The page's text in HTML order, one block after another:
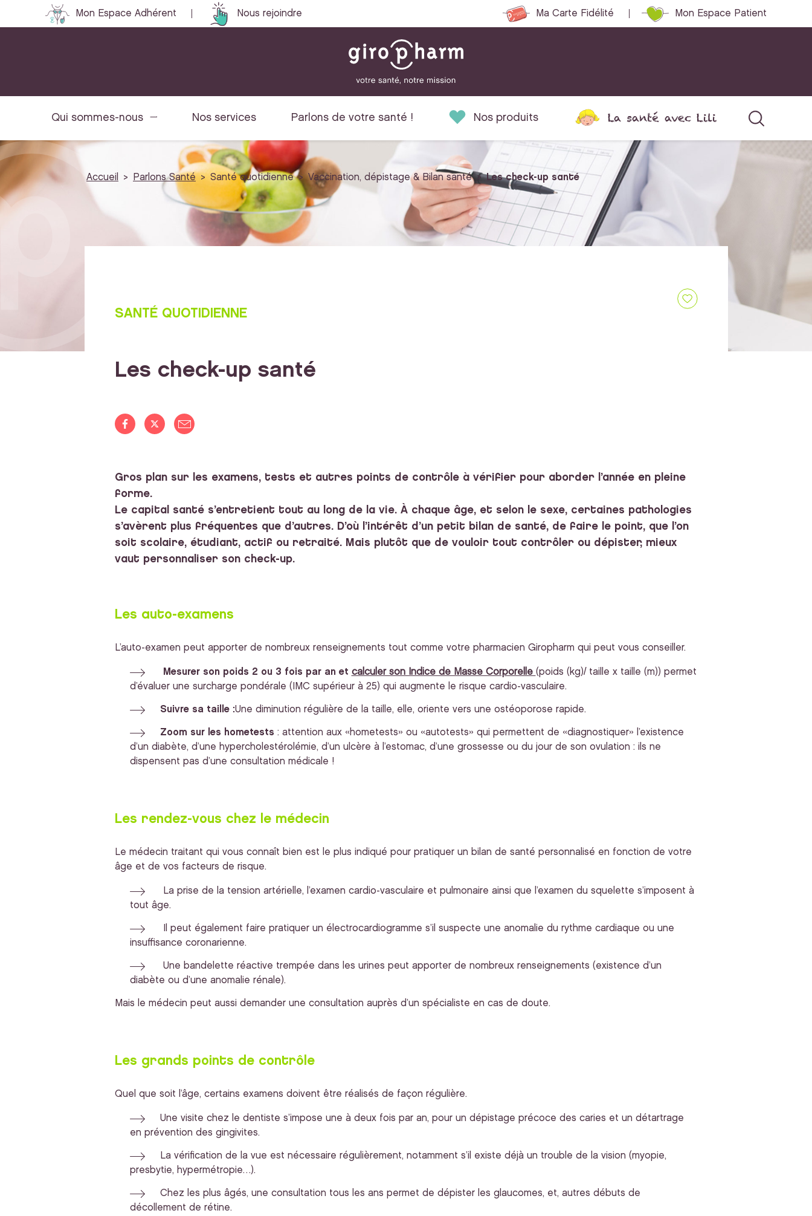
Mon Espace Adhérent Nous rejoindre Ma Carte Fidélité Mon Espace Patient
Qui sommes-nous Nos services Parlons de votre santé ! Nos produits La santé avec Lili
Accueil Parlons Santé Santé quotidienne Vaccination, dépistage & Bilan santé Les check-up santé
SANTÉ QUOTIDIENNE
Les check-up santé
Gros plan sur les examens, tests et autres points de contrôle à vérifier pour aborder l’année en pleine
forme.
Le capital santé s’entretient tout au long de la vie. À chaque âge, et selon le sexe, certaines pathologies
s’avèrent plus fréquentes que d’autres. D’où l’intérêt d’un petit bilan de santé, de faire le point, que l’on
soit scolaire, étudiant, actif ou retraité. Mais plutôt que de vouloir tout contrôler ou dépister, mieux
vaut personnaliser son check-up.
Les auto-examens
L’auto-examen peut apporter de nombreux renseignements tout comme votre pharmacien Giropharm qui peut vous conseiller.
Mesurer son poids 2 ou 3 fois par an et calculer son Indice de Masse Corporelle (poids (kg)/ taille x taille (m)) permet
d’évaluer une surcharge pondérale (IMC supérieur à 25) qui augmente le risque cardio-vasculaire.
Suivre sa taille :Une diminution régulière de la taille, elle, oriente vers une ostéoporose rapide.
Zoom sur les hometests : attention aux «hometests» ou «autotests» qui permettent de «diagnostiquer» l’existence
d’un diabète, d’une hypercholestérolémie, d’un ulcère à l’estomac, d’une grossesse ou du jour de son ovulation : ils ne
dispensent pas d’une consultation médicale !
Les rendez-vous chez le médecin
Le médecin traitant qui vous connaît bien est le plus indiqué pour pratiquer un bilan de santé personnalisé en fonction de votre
âge et de vos facteurs de risque.
La prise de la tension artérielle, l’examen cardio-vasculaire et pulmonaire ainsi que l’examen du squelette s’imposent à
tout âge.
Il peut également faire pratiquer un électrocardiogramme s’il suspecte une anomalie du rythme cardiaque ou une
insuffisance coronarienne.
Une bandelette réactive trempée dans les urines peut apporter de nombreux renseignements (existence d’un
diabète ou d’une anomalie rénale).
Mais le médecin peut aussi demander une consultation auprès d’un spécialiste en cas de doute.
Les grands points de contrôle
Quel que soit l’âge, certains examens doivent être réalisés de façon régulière.
Une visite chez le dentiste s’impose une à deux fois par an, pour un dépistage précoce des caries et un détartrage
en prévention des gingivites.
La vérification de la vue est nécessaire régulièrement, notamment s’il existe déjà un trouble de la vision (myopie,
presbytie, hypermétropie…).
Chez les plus âgés, une consultation tous les ans permet de dépister les glaucomes, et, autres débuts de
décollement de rétine.